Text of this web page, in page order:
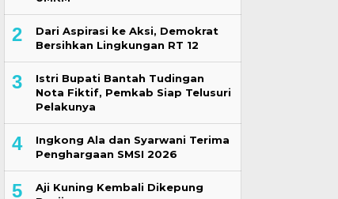
2
Dari Aspirasi ke Aksi, Demokrat
Bersihkan Lingkungan RT 12
3
Istri Bupati Bantah Tudingan
Nota Fiktif, Pemkab Siap Telusuri
Pelakunya
4
Ingkong Ala dan Syarwani Terima
Penghargaan SMSI 2026
5
Aji Kuning Kembali Dikepung